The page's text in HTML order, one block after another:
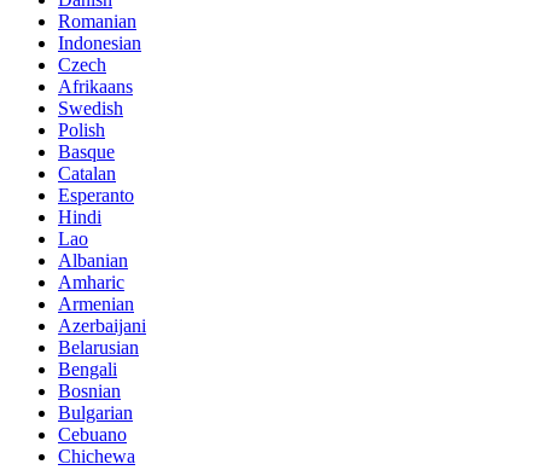
Romanian
Indonesian
Czech
Afrikaans
Swedish
Polish
Basque
Catalan
Esperanto
Hindi
Lao
Albanian
Amharic
Armenian
Azerbaijani
Belarusian
Bengali
Bosnian
Bulgarian
Cebuano
Chichewa